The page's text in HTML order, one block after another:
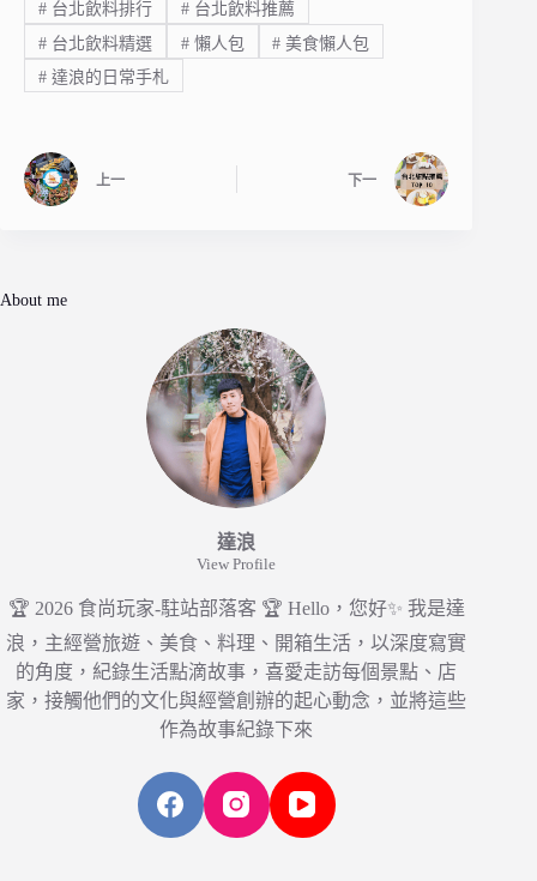
#台北飲料排行 #台北飲料推薦
#台北飲料精選 #懶人包 # 美食懶人包
#達浪的日常手札
上一 下一
About me
達浪
View Profile
🏆 2026 食尚玩家-駐站部落客 🏆 Hello，您好✨ 我是達
浪，主經營旅遊、美食、料理、開箱生活，以深度寫實
的角度，紀錄生活點滴故事，喜愛走訪每個景點、店
家，接觸他們的文化與經營創辦的起心動念，並將這些
作為故事紀錄下來